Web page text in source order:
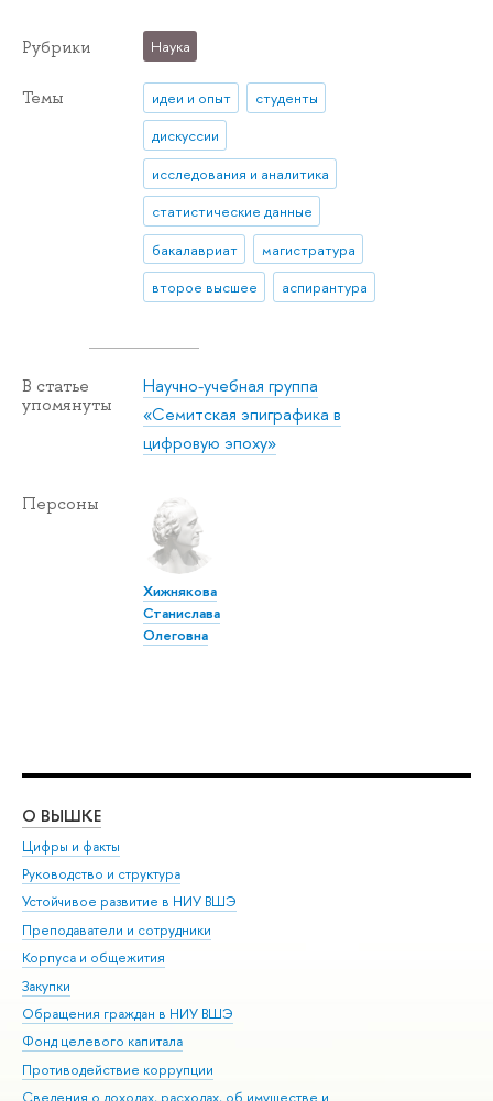
Рубрики Наука
Темы идеи и опыт
студенты
дискуссии
исследования и аналитика
статистические данные
бакалавриат
магистратура
второе высшее
аспирантура
В статье
упомянуты
Научно-учебная группа
«Семитская эпиграфика в
цифровую эпоху»
Персоны
Хижнякова
Станислава
Олеговна
О ВЫШКЕ
Цифры и факты
Руководство и структура
Устойчивое развитие в НИУ ВШЭ
Преподаватели и сотрудники
Корпуса и общежития
Закупки
Обращения граждан в НИУ ВШЭ
Фонд целевого капитала
Противодействие коррупции
Сведения о доходах, расходах, об имуществе и